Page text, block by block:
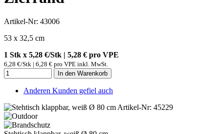
Artikel-Nr: 43006
53 x 32,5 cm
1 Stk x 5,28 €/Stk | 5,28 € pro VPE
6,28 €/Stk | 6,28 € pro VPE inkl. MwSt.
In den Warenkorb
Anderen Kunden gefiel auch
Artikel-Nr: 45229